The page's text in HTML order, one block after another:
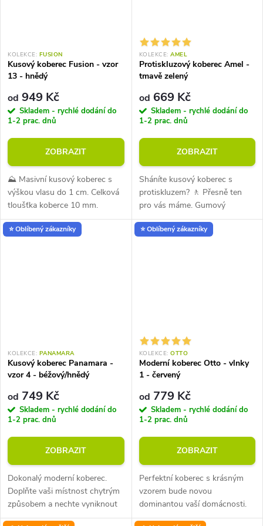
KOLEKCE: FUSION
Kusový koberec Fusion - vzor
13 - hnědý
od 949 Kč
Skladem - rychlé dodání do
1-2 prac. dnů
ZOBRAZIT
⛰️ Masivní kusový koberec s
výškou vlasu do 1 cm. Celková
tloušťka koberce 10 mm.
Nadstandardní hmotnost na
metr čtvereční, hustý vlas.
KOLEKCE: AMEL
Protiskluzový koberec Amel -
tmavě zelený
od 669 Kč
Skladem - rychlé dodání do
1-2 prac. dnů
ZOBRAZIT
Sháníte kusový koberec s
protiskluzem? 🚶 Přesně ten
pro vás máme. Gumový
podklad, dlouhý a hustý vlas,
polypropylen, vhodný pro
⭐ Oblíbený zákazníky
KOLEKCE: PANAMARA
Kusový koberec Panamara -
vzor 4 - béžový/hnědý
od 749 Kč
Skladem - rychlé dodání do
1-2 prac. dnů
ZOBRAZIT
Dokonalý moderní koberec.
Doplňte vaši místnost chytrým
způsobem a nechte vyniknout
charakter vaší dokonalé
⭐ Oblíbený zákazníky
KOLEKCE: OTTO
Moderní koberec Otto - vlnky
1 - červený
od 779 Kč
Skladem - rychlé dodání do
1-2 prac. dnů
ZOBRAZIT
Perfektní koberec s krásným
vzorem bude novou
dominantou vaší domácnosti.
Skvělá volba, pokud chcete mít